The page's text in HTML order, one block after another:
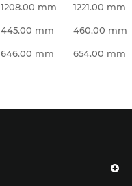
1208.00 mm 1221.00 mm
445.00 mm 460.00 mm
646.00 mm 654.00 mm